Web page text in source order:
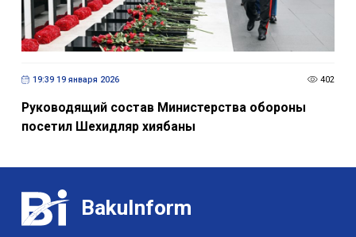
19:39 19 января 2026 402
Руководящий состав Министерства обороны
посетил Шехидляр хиябаны
BakuInform